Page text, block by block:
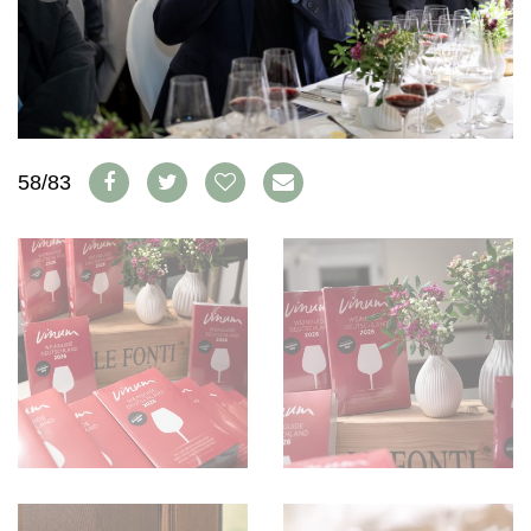
PORTRAITS
VINOPHILES
ARCHIVES
CONCOURS DE VIN
CONCOURS
AVANTAGES
GUIDE MILLÉSIMES
ABONNER
NEWSLETTER
GUIDE DU VIGNOBLE
WINE TRADE CLUB
OFFRES D'EMPLOIS
PUBLICITÉ
PRESSE
MENTIONS LÉGALES
CGV & PROTECTION DES
DONNÉES
58/83